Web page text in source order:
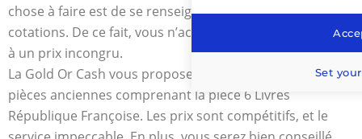
chose à faire est de se renseigner sur les prix et
cotations. De ce fait, vous n’achèterez pas un exemplaire
à un prix incongru.
La Gold Or Cash vous propose tout une sélection de
pièces anciennes comprenant la pièce 6 Livres
République Françoise. Les prix sont compétitifs, et le
Set